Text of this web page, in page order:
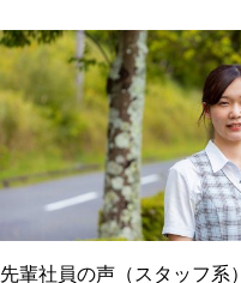
先輩社員の声（スタッフ系）